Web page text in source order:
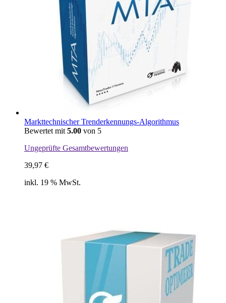
Markttechnischer Trenderkennungs-Algorithmus
Bewertet mit 5.00 von 5
Ungeprüfte Gesamtbewertungen
39,97 €
inkl. 19 % MwSt.